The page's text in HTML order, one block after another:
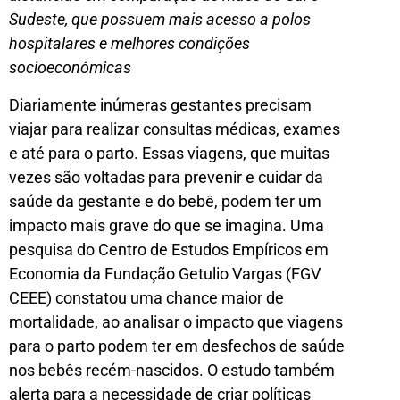
Sudeste, que possuem mais acesso a polos
hospitalares e melhores condições
socioeconômicas
Diariamente inúmeras gestantes precisam
viajar para realizar consultas médicas, exames
e até para o parto. Essas viagens, que muitas
vezes são voltadas para prevenir e cuidar da
saúde da gestante e do bebê, podem ter um
impacto mais grave do que se imagina. Uma
pesquisa do Centro de Estudos Empíricos em
Economia da Fundação Getulio Vargas (FGV
CEEE) constatou uma chance maior de
mortalidade, ao analisar o impacto que viagens
para o parto podem ter em desfechos de saúde
nos bebês recém-nascidos. O estudo também
alerta para a necessidade de criar políticas